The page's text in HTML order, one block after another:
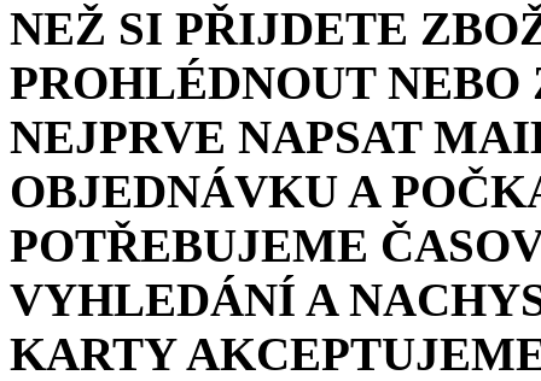
NEŽ SI PŘIJDETE
PROHLÉDNOUT
NEJPRVE NAPSAT
OBJEDNÁVKU A
POTŘEBUJEME
VYHLEDÁNÍ A
KARTY